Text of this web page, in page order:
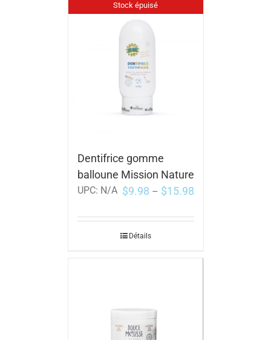
Stock épuisé
Dentifrice gomme
balloune Mission Nature
UPC: N/A $9.98 – $15.98
Détails